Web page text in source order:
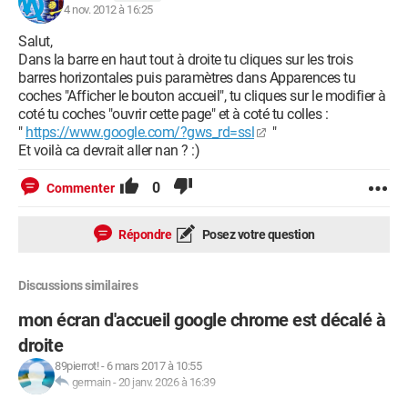
4 nov. 2012 à 16:25
Salut,
Dans la barre en haut tout à droite tu cliques sur les trois
barres horizontales puis paramètres dans Apparences tu
coches "Afficher le bouton accueil", tu cliques sur le modifier à
coté tu coches "ouvrir cette page" et à coté tu colles :
" https://www.google.com/?gws_rd=ssl
"
Et voilà ca devrait aller nan ? :)
Commenter 0
Répondre Posez votre question
Discussions similaires
mon écran d'accueil google chrome est décalé à
droite
89pierrot!- 6 mars 2017 à 10:55
germain-20 janv. 2026 à 16:39